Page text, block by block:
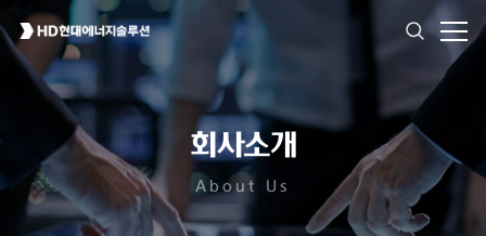
회사소개
About Us